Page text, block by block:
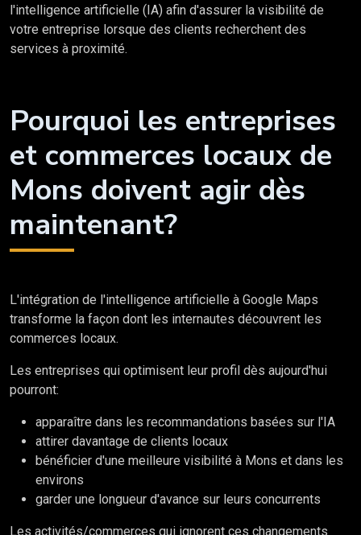
l'intelligence artificielle (IA) afin d'assurer la visibilité de
votre entreprise lorsque des clients recherchent des
services à proximité.
Pourquoi les entreprises
et commerces locaux de
Mons doivent agir dès
maintenant?
L'intégration de l'intelligence artificielle à Google Maps
transforme la façon dont les internautes découvrent les
commerces locaux.
Les entreprises qui optimisent leur profil dès aujourd'hui
pourront:
apparaître dans les recommandations basées sur l'IA
attirer davantage de clients locaux
bénéficier d'une meilleure visibilité à Mons et dans les
environs
garder une longueur d'avance sur leurs concurrents
Les activités/commerces qui ignorent ces changements